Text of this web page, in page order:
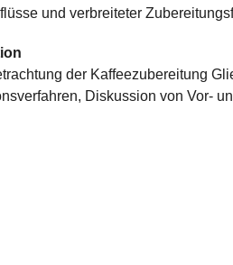
und verbreiteter
der Kaffeezubereitung
Diskussion von Vor-